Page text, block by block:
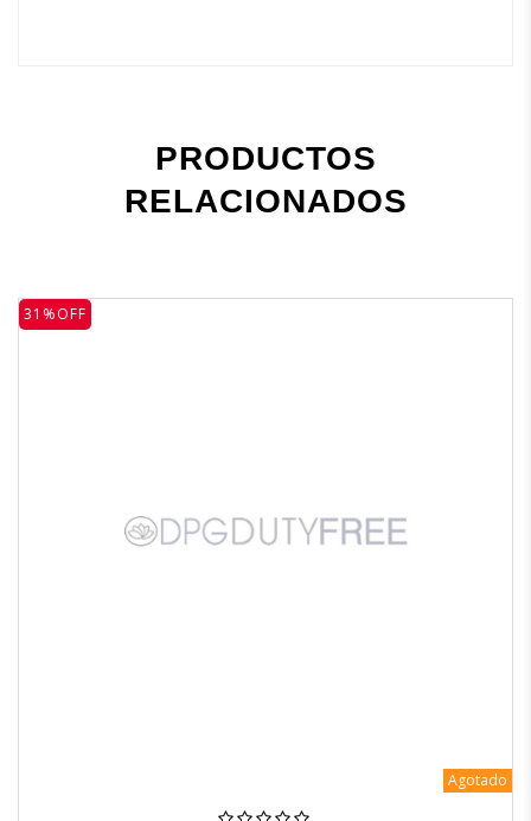
PRODUCTOS
RELACIONADOS
31%OFF
Agotado